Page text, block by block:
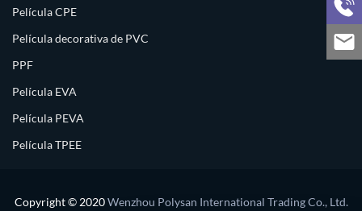
Película CPE
Película decorativa de PVC
PPF
Película EVA
Película PEVA
Película TPEE
Copyright © 2020Wenzhou Polysan International Trading Co., Ltd.